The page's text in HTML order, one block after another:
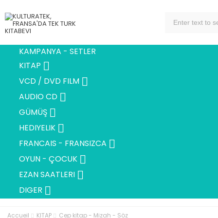
KAMPANYA - SETLER
KITAP 
VCD / DVD FILM 
AUDIO CD 
GÜMÜŞ 
HEDIYELIK 
FRANCAIS - FRANSIZCA 
OYUN - ÇOCUK 
EZAN SAATLERI 
DIGER 
Accueil KITAP Cep kitap - Mizah - Söz